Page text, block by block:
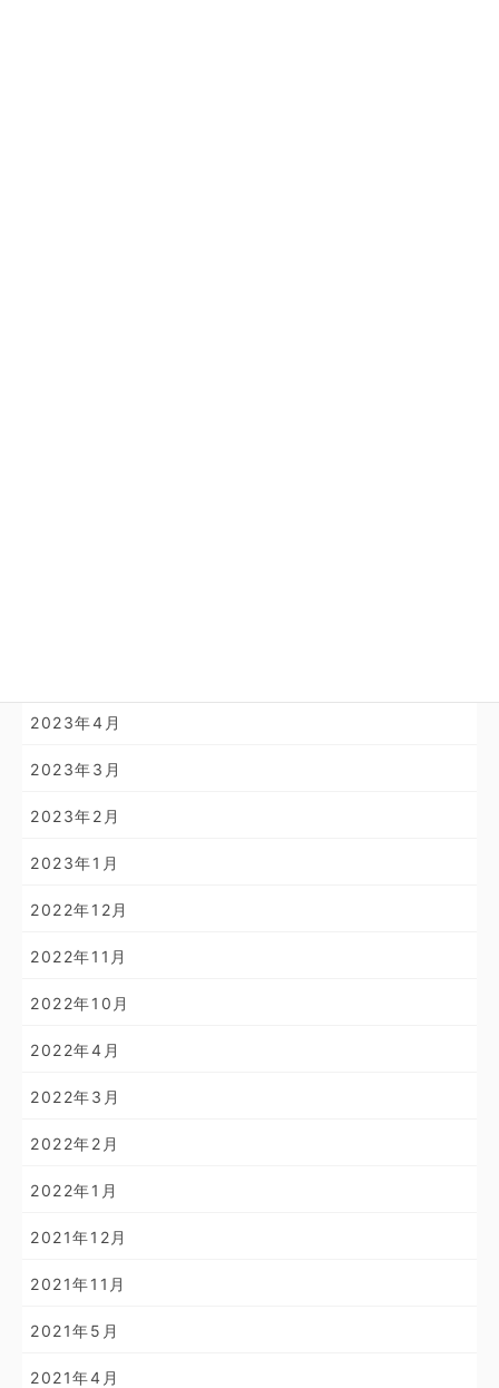
2023年4月
2023年3月
2023年2月
2023年1月
2022年12月
2022年11月
2022年10月
2022年4月
2022年3月
2022年2月
2022年1月
2021年12月
2021年11月
2021年5月
2021年4月